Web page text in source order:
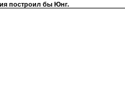
построил бы Юнг.